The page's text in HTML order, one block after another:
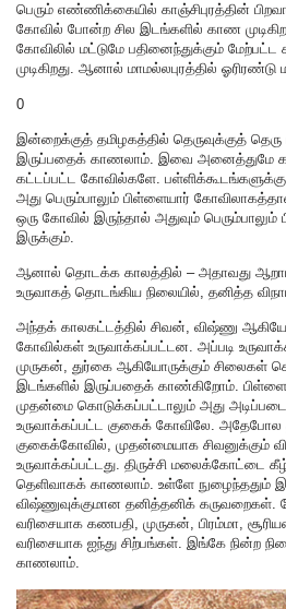
பெரும் எண்ணிக்கையில் காஞ்சிபுரத்தின்
கோவில் போன்ற சில இடங்களில் காண
கோவிலில் மட்டுமே பதினைந்துக்கும்
முடிகிறது. ஆனால் மாமல்லபுரத்தில்
0
இன்றைக்குத் தமிழகத்தில் தெருவுக்குத்
இருப்பதைக் காணலாம். இவை அனைத்துமே
கட்டப்பட்ட கோவில்களே.
அது பெரும்பாலும் பிள்ளையார்
ஒரு கோவில் இருந்தால் அதுவும்
இருக்கும்.
ஆனால் தொடக்க காலத்தில் – அதாவது
உருவாகத் தொடங்கிய நிலையில், தனித்த
அந்தக் காலகட்டத்தில் சிவன், விஷ்ணு
கோவில்கள் உருவாக்கப்பட்டன. அப்படி
முருகன், துர்கை ஆகியோருக்கும் சிலைகள்
இடங்களில் இருப்பதைக் காண்கிறோம்.
முதன்மை கொடுக்கப்பட்டாலும் அது
உருவாக்கப்பட்ட குகைக் கோவிலே. அதேபோல
குகைக்கோவில், முதன்மையாக சிவனுக்கும்
உருவாக்கப்பட்டது. திருச்சி மலைக்கோட்டை
தெளிவாகக் காணலாம். உள்ளே நுழைந்ததும்
விஷ்ணுவுக்குமான தனித்தனிக் கருவறைகள்.
வரிசையாக கணபதி, முருகன், பிரம்மா,
வரிசையாக ஐந்து சிற்பங்கள். இங்கே நின்ற
காணலாம்.